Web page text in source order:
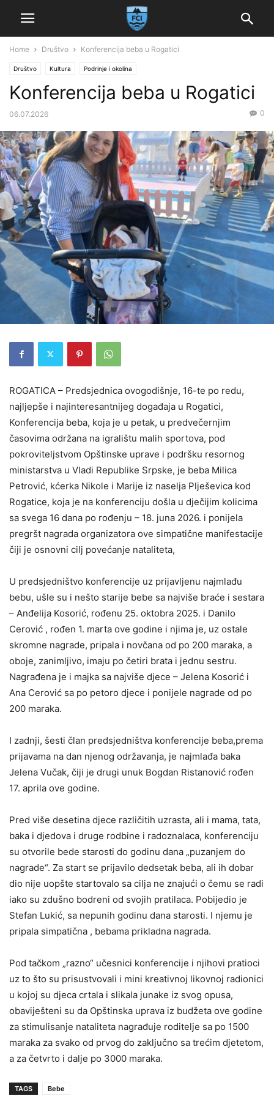
Home Društvo Konferencija beba u Rogatici
Društvo Kultura Podrinje i okolina
Konferencija beba u Rogatici
06.07.2026 0
ROGATICA – Predsjednica ovogodišnje, 16-te po redu,
najljepše i najinteresantnijeg događaja u Rogatici,
Konferencija beba, koja je u petak, u predvečernjim
časovima održana na igralištu malih sportova, pod
pokroviteljstvom Opštinske uprave i podršku resornog
ministarstva u Vladi Republike Srpske, je beba Milica
Petrović, kćerka Nikole i Marije iz naselja Plješevica kod
Rogatice, koja je na konferenciju došla u dječijim kolicima
sa svega 16 dana po rođenju – 18. juna 2026. i ponijela
pregršt nagrada organizatora ove simpatične manifestacije
čiji je osnovni cilj povećanje nataliteta,
U predsjedništvo konferencije uz prijavljenu najmlađu
bebu, ušle su i nešto starije bebe sa najviše braće i sestara
– Anđelija Kosorić, rođenu 25. oktobra 2025. i Danilo
Cerović , rođen 1. marta ove godine i njima je, uz ostale
skromne nagrade, pripala i novčana od po 200 maraka, a
oboje, zanimljivo, imaju po četiri brata i jednu sestru.
Nagrađena je i majka sa najviše djece – Jelena Kosorić i
Ana Cerović sa po petoro djece i ponijele nagrade od po
200 maraka.
I zadnji, šesti član predsjedništva konferencije beba,prema
prijavama na dan njenog održavanja, je najmlađa baka
Jelena Vučak, čiji je drugi unuk Bogdan Ristanović rođen
17. aprila ove godine.
Pred više desetina djece različitih uzrasta, ali i mama, tata,
baka i djedova i druge rodbine i radoznalaca, konferenciju
su otvorile bede starosti do godinu dana „puzanjem do
nagrade“. Za start se prijavilo dedsetak beba, ali ih dobar
dio nije uopšte startovalo sa cilja ne znajući o čemu se radi
iako su zdušno bodreni od svojih pratilaca. Pobijedio je
Stefan Lukić, sa nepunih godinu dana starosti. I njemu je
pripala simpatična , bebama prikladna nagrada.
Pod tačkom „razno“ učesnici konferencije i njihovi pratioci
uz to što su prisustvovali i mini kreativnoj likovnoj radionici
u kojoj su djeca crtala i slikala junake iz svog opusa,
obaviješteni su da Opštinska uprava iz budžeta ove godine
za stimulisanje nataliteta nagrađuje roditelje sa po 1500
maraka za svako od prvog do zaključno sa trećim djetetom,
a za četvrto i dalje po 3000 maraka.
TAGS Bebe